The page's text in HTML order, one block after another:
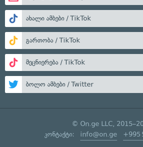
ახალი ამბები / TikTok
გართობა / TikTok
მეცნიერება / TikTok
ბოლო ამბები / Twitter
© On.ge LLC,
კონტაქტი: info@on.ge +995